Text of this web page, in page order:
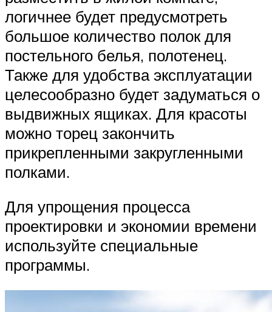
логичнее будет предусмотреть
большое количество полок для
постельного белья, полотенец.
Также для удобства эксплуатации
целесообразно будет задуматься о
выдвижных ящиках. Для красоты
можно торец закончить
прикрепленными закругленными
полками.
Для упрощения процесса
проектировки и экономии времени
используйте специальные
программы.